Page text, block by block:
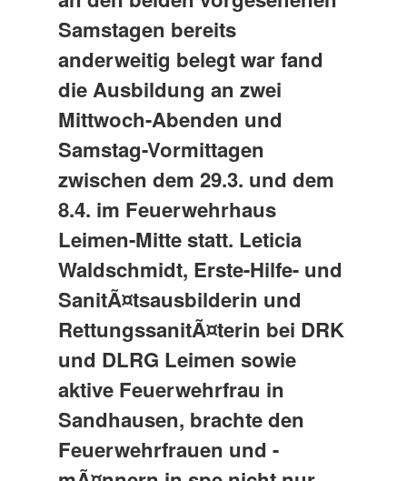
Samstagen bereits
anderweitig belegt war fand
die Ausbildung an zwei
Mittwoch-Abenden und
Samstag-Vormittagen
zwischen dem 29.3. und dem
8.4. im Feuerwehrhaus
Leimen-Mitte statt. Leticia
Waldschmidt, Erste-Hilfe- und
SanitÃ¤tsausbilderin und
RettungssanitÃ¤terin bei DRK
und DLRG Leimen sowie
aktive Feuerwehrfrau in
Sandhausen, brachte den
Feuerwehrfrauen und -